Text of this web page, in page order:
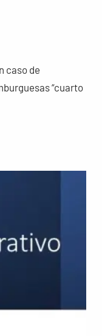
caso de
“cuarto